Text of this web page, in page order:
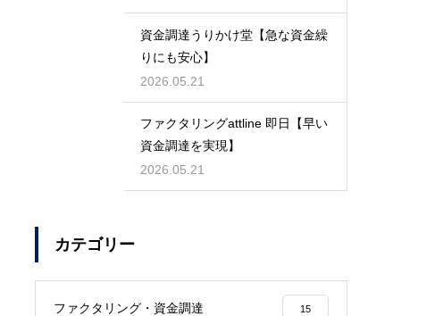
資金調達うりかけ堂【急な資金繰
りにも安心】
2026.05.21
ファクタリングattline 即日【早い
資金調達を実現】
2026.05.21
カテゴリー
ファクタリング・資金調達 15